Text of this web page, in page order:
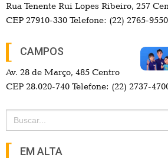
Rua Tenente Rui Lopes Ribeiro, 257
CEP 27910-330 Telefone: (22) 2765-
CAMPOS
Av. 28 de Março, 485 Centro
CEP 28.020-740 Telefone: (22) 2737-
Search
for:
EM ALTA